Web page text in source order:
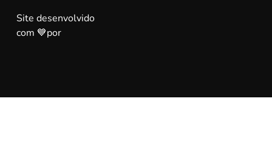
Site desenvolvido
com 💙por